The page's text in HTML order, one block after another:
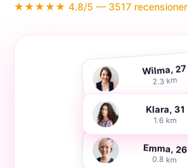
★★★★★ 4.8/5 — 3517 recensioner
Wilma, 27
2.3 km
Klara, 31
1.6 km
Emma, 26
0.8 km